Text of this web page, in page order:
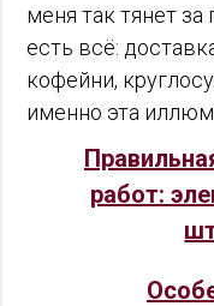
меня так тянет
есть всё:
кофейни,
именно эта
работ: